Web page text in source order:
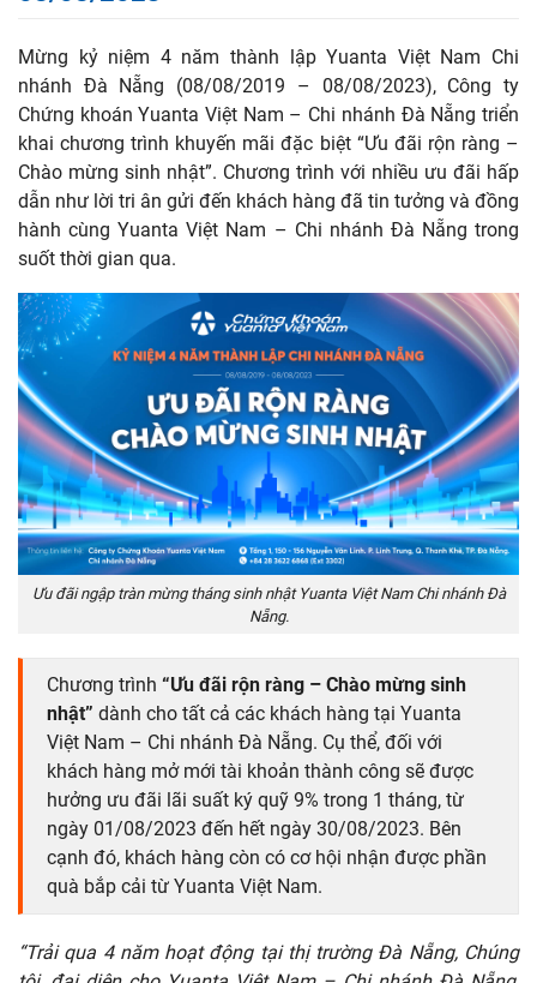
Mừng kỷ niệm 4 năm thành lập Yuanta Việt Nam Chi
nhánh Đà Nẵng (08/08/2019 – 08/08/2023), Công ty
Chứng khoán Yuanta Việt Nam – Chi nhánh Đà Nẵng triển
khai chương trình khuyến mãi đặc biệt “Ưu đãi rộn ràng –
Chào mừng sinh nhật”. Chương trình với nhiều ưu đãi hấp
dẫn như lời tri ân gửi đến khách hàng đã tin tưởng và đồng
hành cùng Yuanta Việt Nam – Chi nhánh Đà Nẵng trong
suốt thời gian qua.
Ưu đãi ngập tràn mừng tháng sinh nhật Yuanta Việt Nam Chi nhánh Đà
Nẵng.
Chương trình “Ưu đãi rộn ràng – Chào mừng sinh
nhật” dành cho tất cả các khách hàng tại Yuanta
Việt Nam – Chi nhánh Đà Nẵng. Cụ thể, đối với
khách hàng mở mới tài khoản thành công sẽ được
hưởng ưu đãi lãi suất ký quỹ 9% trong 1 tháng, từ
ngày 01/08/2023 đến hết ngày 30/08/2023. Bên
cạnh đó, khách hàng còn có cơ hội nhận được phần
quà bắp cải từ Yuanta Việt Nam.
“Trải qua 4 năm hoạt động tại thị trường Đà Nẵng, Chúng